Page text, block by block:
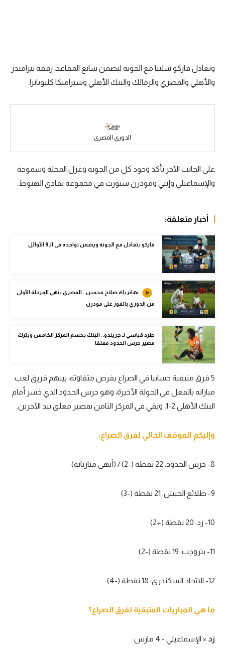
سعودي في الجول
الدوري الإنجليزي
رياضات أخرى
كرة السلة الأمريكية
كرة سلة
كرة يد
كرة طائرة
الوطن العربي
رياضة نسائية
آسيا
أمريكا
ركن الألعاب
أقسام خاصة
تحقيق في الجول
حكايات في الجول
وتعادل فاركو سلبيا مع الجونة ليضمن سابع المقاعد، رفقة بيراميدز
والأهلي والمصري والزمالك والبنك الأهلي وسيراميكا كليوباترا.
الدوري المصري
على الجانب الآخر تأكد وجود كل من الجونة وغزل المحلة وسموحة
والإسماعيلي وإنبي ومودرن سبورت في مجموعة تفادي الهبوط.
أخبار متعلقة:
فاركو يتعادل مع الجونة ويضمن تواجده في الـ9 الأوائل
بهاتريك صلاح محسن.. المصري ينهي المرحلة الأولى
من الدوري بالفوز على مودرن
طرد قياسي لـ جريندو.. البنك يحسم المركز الخامس ويترك
مصير حرس الحدود معلقا
5 فرق متبقية حسابيا في الصراع بفرص متفاوتة، بينهم فريق لعب
مباراته بالفعل في الجولة الأخيرة، وهو حرس الحدود الذي خسر أمام
البنك الأهلي 2-1، وبقي في المركز الثامن بمصير معلق بيد الآخرين.
وإليكم الموقف الحالي لفرق الصراع:
8- حرس الحدود: 22 نقطة (-2) / (أنهى مبارياته)
9- طلائع الجيش: 21 نقطة (-3)
10- زد: 20 نقطة (+2)
11- بتروجت: 19 نقطة (-2)
12- الاتحاد السكندري: 18 نقطة (-4)
ما هي المباريات المتبقية لفرق الصراع؟
زد × الإسماعيلي - 4 مارس